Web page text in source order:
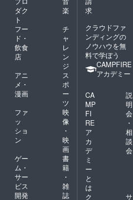
ダク
ト
楽
フー
ド・
飲食
店
チ
ャ
レ
ン
ジ
アニ
メ・
漫画
ス
ポ
ー
ツ
ファ
ッ
ショ
ン
映
像
・
映
画
ゲー
ム・
サー
ビス
開発
書
籍
・
雑
誌
求
クラウドファ
ンディングの
ノウハウを無
料で学ぼう
CAMPFIRE
アカデミー
CA
MP
FI
RE
ア
カ
デ
ミ
ー
と
は
説
明
会
・
相
談
会
ク
サ